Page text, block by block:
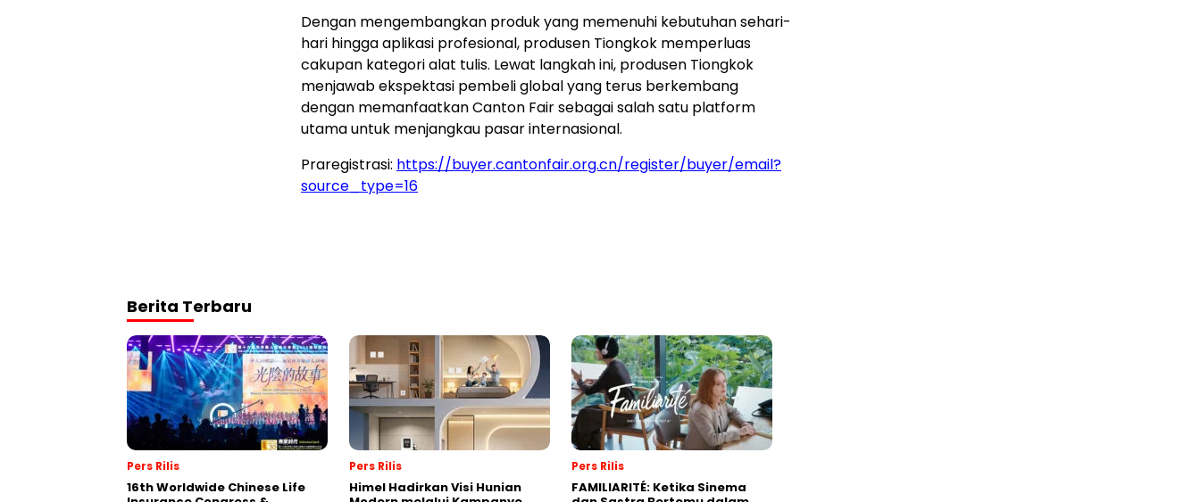
Dengan mengembangkan produk yang memenuhi kebutuhan sehari-
hari hingga aplikasi profesional, produsen Tiongkok memperluas
cakupan kategori alat tulis. Lewat langkah ini, produsen Tiongkok
menjawab ekspektasi pembeli global yang terus berkembang
dengan memanfaatkan Canton Fair sebagai salah satu platform
utama untuk menjangkau pasar internasional.
Praregistrasi: https://buyer.cantonfair.org.cn/register/buyer/email?
source_type=16
Berita Terbaru
Pers Rilis
16th Worldwide Chinese Life
Pers Rilis
Himel Hadirkan Visi Hunian
Pers Rilis
FAMILIARITÉ: Ketika Sinema